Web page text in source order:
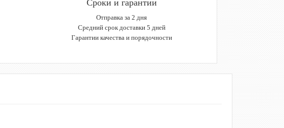
Сроки и гарантии
Отправка за 2 дня
Средний срок доставки 5 дней
Гарантии качества и порядочности